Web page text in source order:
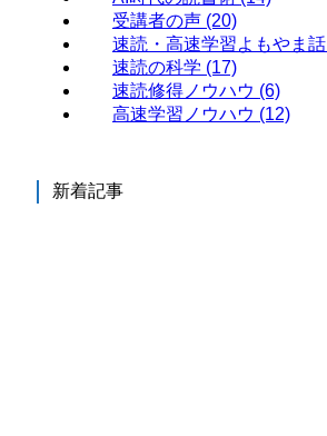
受講者の声 (20)
速読・高速学習よもやま話
速読の科学 (17)
速読修得ノウハウ (6)
高速学習ノウハウ (12)
新着記事